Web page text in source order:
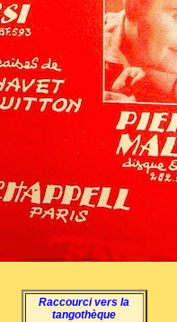
Raccourci vers la
tangothèque